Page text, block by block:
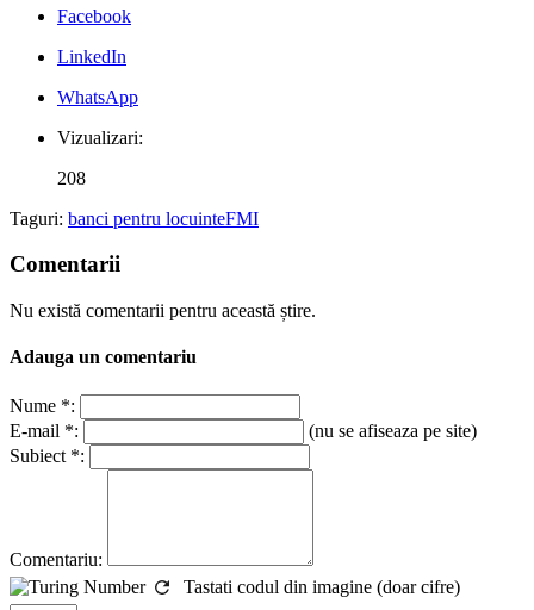
Facebook
LinkedIn
WhatsApp
Vizualizari:
208
Taguri: banci pentru locuinteFMI
Comentarii
Nu există comentarii pentru această știre.
Adauga un comentariu
Nume *:
E-mail *:
(nu se afiseaza pe site)
Subiect *:
Comentariu:
Tastati codul din imagine (doar cifre)